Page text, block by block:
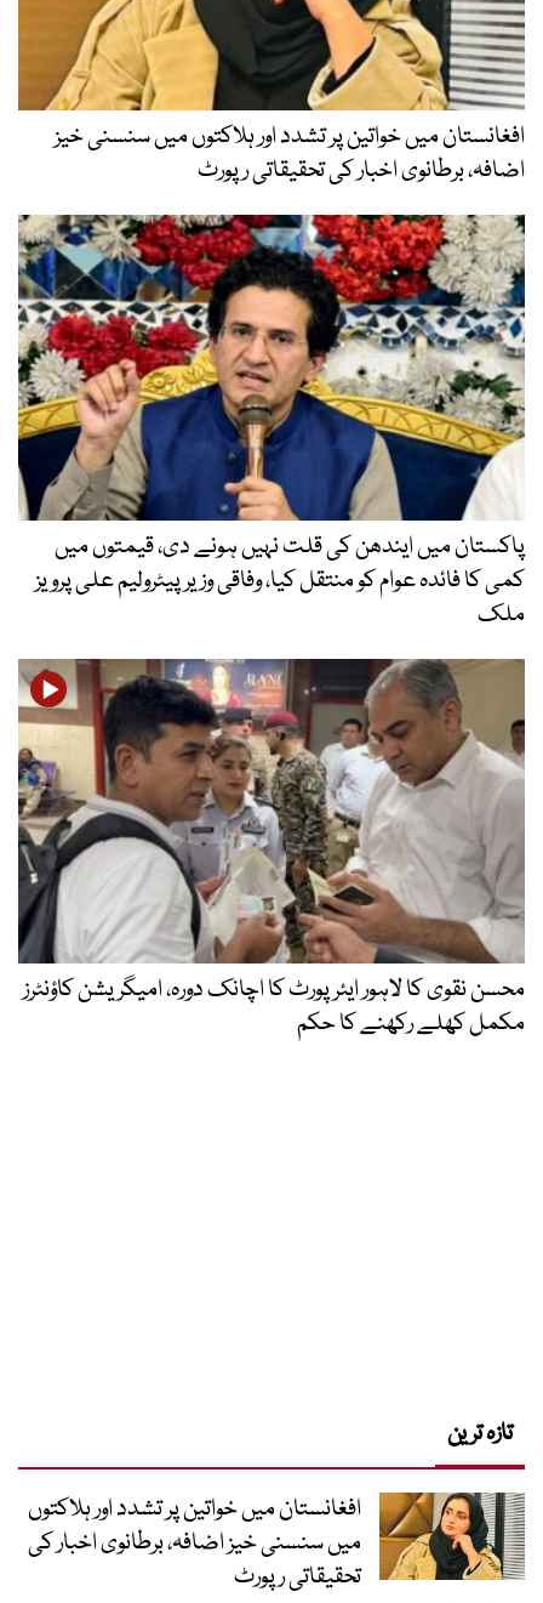
افغانستان میں خواتین پر تشدد اور ہلاکتوں میں سنسنی خیز
اضافہ، برطانوی اخبار کی تحقیقاتی رپورٹ
پاکستان میں ایندھن کی قلت نہیں ہونے دی، قیمتوں میں
کمی کا فائدہ عوام کو منتقل کیا، وفاقی وزیر پیٹرولیم علی پرویز
ملک
محسن نقوی کا لاہور ایئرپورٹ کا اچانک دورہ، امیگریشن کاؤنٹرز
مکمل کھلے رکھنے کا حکم
تازہ ترین
افغانستان میں خواتین پر تشدد اور ہلاکتوں
میں سنسنی خیز اضافہ، برطانوی اخبار کی
تحقیقاتی رپورٹ